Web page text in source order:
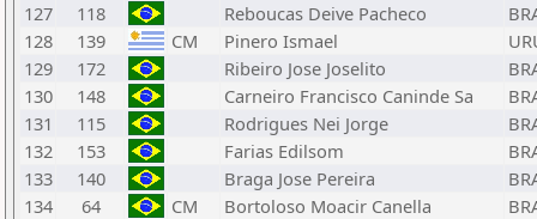
127
118 Reboucas Deive Pacheco
128
139 CM Pinero Ismael
129
172 Ribeiro Jose Joselito
130
148 Carneiro Francisco Caninde Sa
131
115 Rodrigues Nei Jorge
132
153 Farias Edilsom
133
140 Braga Jose Pereira
134
64 CM Bortoloso Moacir Canella